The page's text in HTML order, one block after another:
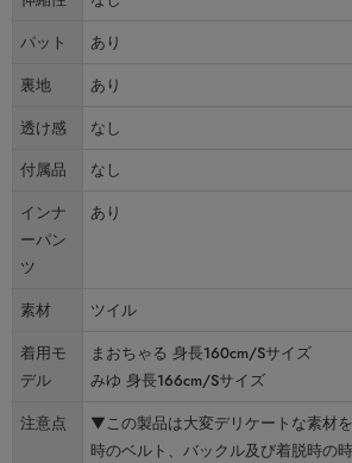
パット
あり
裏地
あり
透け感
なし
付属品
なし
インナ
ーパン
ツ
あり
素材
ツイル
着用モ
デル
まおちゃる 身長160cm/Sサイズ
みゆ 身長166cm/Sサイズ
注意点
▼この製品は大変デリケートな素材
時のベルト、バックル及び着脱時の